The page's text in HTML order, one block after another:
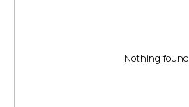
Nothing found